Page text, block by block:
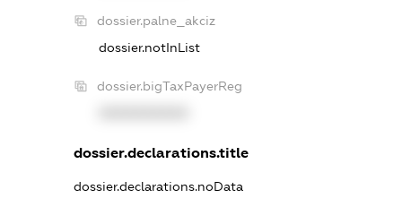
dossier.palne_akciz
dossier.notInList
dossier.bigTaxPayerReg
dossier.declarations.title
dossier.declarations.noData